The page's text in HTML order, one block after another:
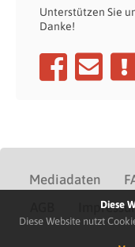
Unterstützen Sie
Danke!
Mediadaten
Diese
Diese Website nutzt